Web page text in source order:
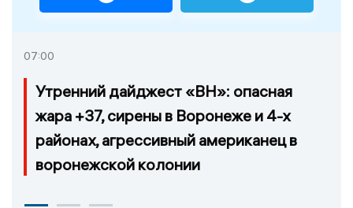
07:00
Утренний дайджест «ВН»: опасная
жара +37, сирены в Воронеже и 4-х
районах, агрессивный американец в
воронежской колонии